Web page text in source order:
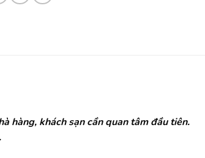
hàng, khách sạn cần quan tâm đầu tiên.